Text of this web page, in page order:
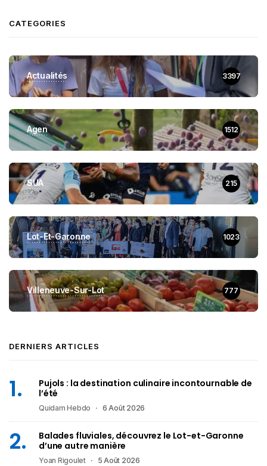
CATEGORIES
Actualités 3397
Agen 1512
SUA 215
Lot-Et-Garonne 1023
Villeneuve-Sur-Lot 777
DERNIERS ARTICLES
Pujols : la destination culinaire incontournable de
l’été
Quidam Hebdo 6 Août 2026
Balades fluviales, découvrez le Lot-et-Garonne
d’une autre manière
Yoan Rigoulet 5 Août 2026